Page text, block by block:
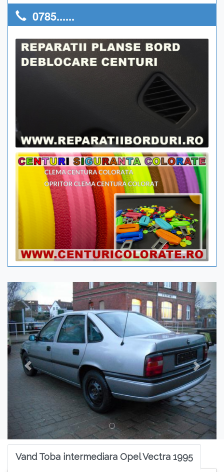
0785......
Previous Next
Vand Toba intermediara Opel Vectra 1995